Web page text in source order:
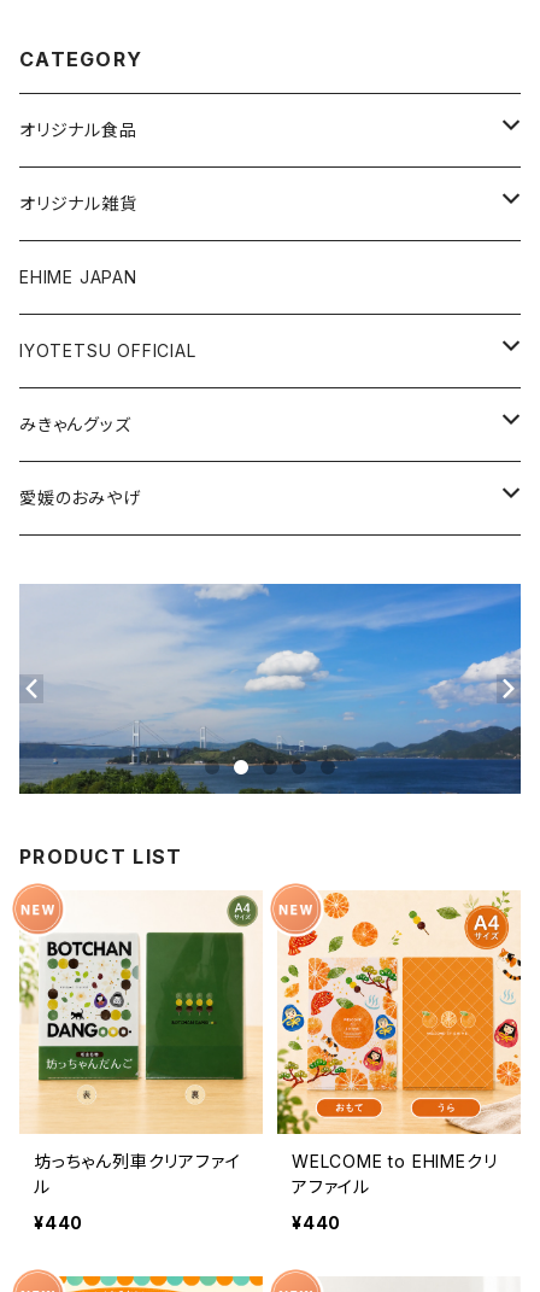
CATEGORY
オリジナル食品
銘菓・名産
ジュース・飲料
調味料
オリジナル雑貨
タオル・ボディケア
アパレル
ステーショナリー
トイ・小物
EHIME JAPAN
IYOTETSU OFFICIAL
坊っちゃん列車グッズ
その他伊予鉄グッズ
みきゃんグッズ
食品
愛媛のおみやげ
PRODUCT LIST
坊っちゃん列車クリアファイ
ル
¥440
WELCOME to EHIMEクリ
アファイル
¥440